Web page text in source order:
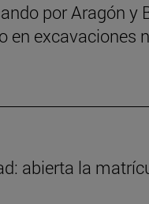
por Aragón
en excavaciones
abierta la